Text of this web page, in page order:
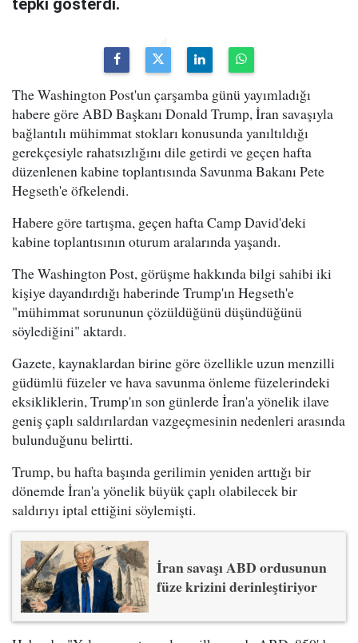
The Washington Post'un çarşamba günü yayımladığı
habere göre ABD Başkanı Donald Trump, İran savaşıyla
bağlantılı mühimmat stokları konusunda yanıltıldığı
gerekçesiyle rahatsızlığını dile getirdi ve geçen hafta
düzenlenen kabine toplantısında Savunma Bakanı Pete
Hegseth'e öfkelendi.
Habere göre tartışma, geçen hafta Camp David'deki
kabine toplantısının oturum aralarında yaşandı.
The Washington Post, görüşme hakkında bilgi sahibi iki
kişiye dayandırdığı haberinde Trump'ın Hegseth'e
"mühimmat sorununun çözüldüğünü düşündüğünü
söylediğini" aktardı.
Gazete, kaynaklardan birine göre özellikle uzun menzilli
güdümlü füzeler ve hava savunma önleme füzelerindeki
eksikliklerin, Trump'ın son günlerde İran'a yönelik ilave
geniş çaplı saldırılardan vazgeçmesinin nedenleri arasında
bulunduğunu belirtti.
Trump, bu hafta başında gerilimin yeniden arttığı bir
dönemde İran'a yönelik büyük çaplı olabilecek bir
saldırıyı iptal ettiğini söylemişti.
İran savaşı ABD ordusunun
füze krizini derinleştiriyor